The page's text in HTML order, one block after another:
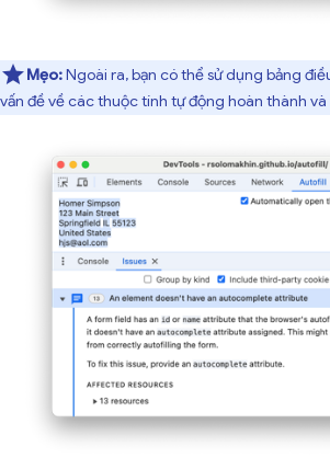
Mẹo:Ngoài ra, bạn có thể sử dụng bảng
vấn đề về các thuộc tính tự động hoàn thành